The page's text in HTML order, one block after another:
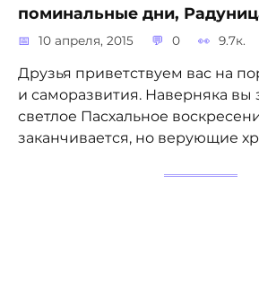
поминальные дни,
10 апреля, 2015 0 9.7к.
Друзья приветствуем вас на
и саморазвития. Наверняка вы
светлое Пасхальное
заканчивается, но верующие